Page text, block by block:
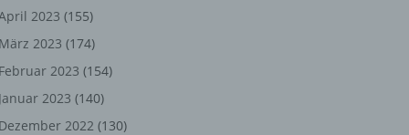
2023 (155)
März 2023 (174)
Februar 2023 (154)
Januar 2023 (140)
Dezember 2022 (130)